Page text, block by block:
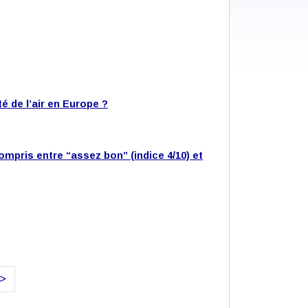
de l’air en Europe ?
entre “assez bon” (indice 4/10) et
>